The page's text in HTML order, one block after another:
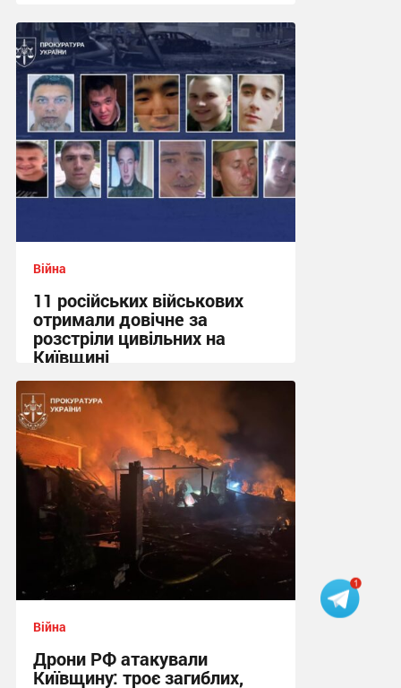
12:11 вчора
Війна
11 російських військових
отримали довічне за
розстріли цивільних на
Київщині
23:09, 8.08.2026
Війна
Дрони РФ атакували
Київщину: троє загиблих,